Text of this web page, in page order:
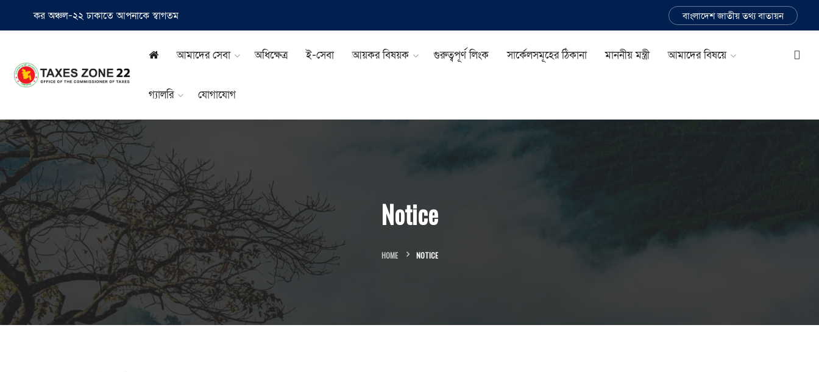
কর অঞ্চল-২২ ঢাকাতে আপনাকে স্বাগতম বাংলাদেশ জাতীয় তথ্য বাতায়ন
আমাদের সেবা অধিক্ষেত্র ই-সেবা আয়কর বিষয়ক গুরুত্বপূর্ণ লিংক সার্কেলসমূহের ঠিকানা মাননীয় মন্ত্রী আমাদের বিষয়ে
গ্যালরি যোগাযোগ
Notice
HOME NOTICE